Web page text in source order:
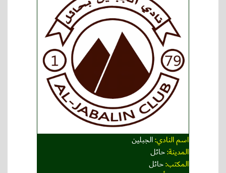
اسم النادي:الجبلين
المدينة:حائل
المكتب:حائل